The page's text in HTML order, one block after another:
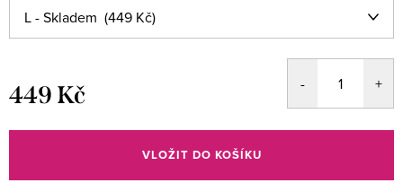
449 Kč
cena:
VLOŽIT DO KOŠÍKU